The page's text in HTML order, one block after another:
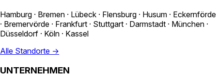
Hamburg · Bremen · Lübeck · Flensburg · Husum · Eckernförde
· Bremervörde · Frankfurt · Stuttgart · Darmstadt · München ·
Düsseldorf · Köln · Kassel
Alle Standorte →
UNTERNEHMEN